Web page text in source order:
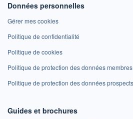
Données personnelles
Gérer mes cookies
Politique de confidentialité
Politique de cookies
Politique de protection des données
Politique de protection des données prospects
Guides et brochures